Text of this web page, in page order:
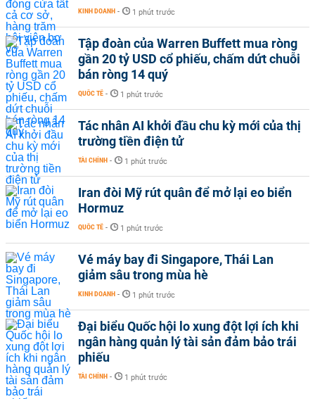
KINH DOANH - 1 phút trước
Tập đoàn của Warren Buffett mua ròng
gần 20 tỷ USD cổ phiếu, chấm dứt chuỗi
bán ròng 14 quý
QUỐC TẾ - 1 phút trước
Tác nhân AI khởi đầu chu kỳ mới của thị
trường tiền điện tử
TÀI CHÍNH - 1 phút trước
Iran đòi Mỹ rút quân để mở lại eo biển
Hormuz
QUỐC TẾ - 1 phút trước
Vé máy bay đi Singapore, Thái Lan
giảm sâu trong mùa hè
KINH DOANH - 1 phút trước
Đại biểu Quốc hội lo xung đột lợi ích khi
ngân hàng quản lý tài sản đảm bảo trái
phiếu
TÀI CHÍNH - 1 phút trước